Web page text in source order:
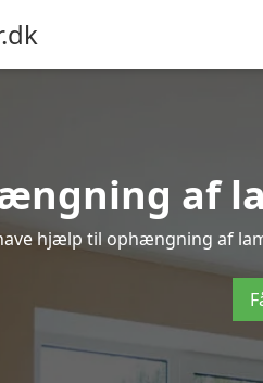
af
hjælp til ophængning af